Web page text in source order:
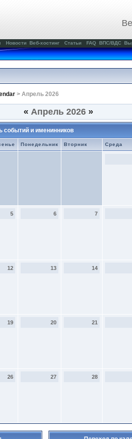
Новости Веб-хостинг Статьи FAQ ВПС/ВДС
> Апрель 2026
« Апрель 2026 »
событий и именинников
Понедельник Вторник Среда
5 6 7
12 13 14
19 20 21
26 27 28